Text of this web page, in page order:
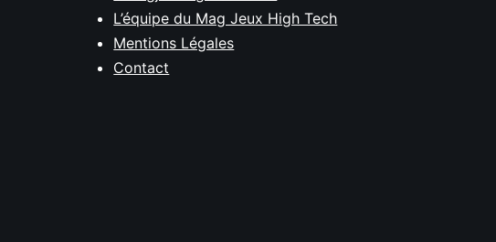
L’équipe du Mag Jeux High Tech
Mentions Légales
Contact